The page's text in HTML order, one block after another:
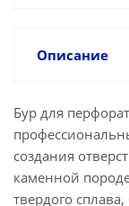
Описание
Бур для
создания
каменной
твердого